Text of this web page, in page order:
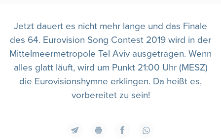
Jetzt dauert es nicht mehr lange und das Finale
des 64. Eurovision Song Contest 2019 wird in der
Mittelmeermetropole Tel Aviv ausgetragen. Wenn
alles glatt läuft, wird um Punkt 21:00 Uhr (MESZ)
die Eurovisionshymne erklingen. Da heißt es,
vorbereitet zu sein!